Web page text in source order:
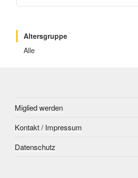
Altersgruppe
Alle
Miglied werden
Kontakt / Impressum
Datenschutz